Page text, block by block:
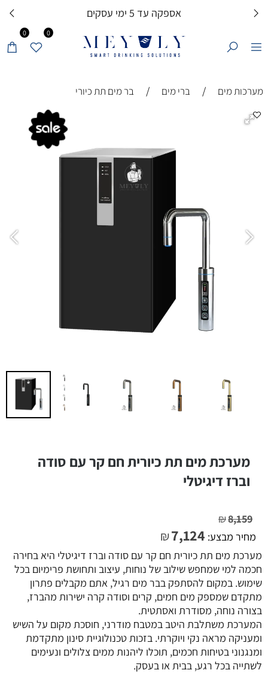
אספקה עד 5 ימי עסקים
0 0
מערכות מים / ברי מים / בר מים תת כיורי
מערכת מים תת כיורית חם קר עם סודה
וברז דיגיטלי
₪8,159
מחיר מבצע:
₪7,124
מערכת מים תת כיורית חם קר עם סודה וברז דיגיטלי היא בחירה
חכמה למי שמחפש שילוב של נוחות, עיצוב ותחושת פרימיום בכל
שימוש. במקום להסתפק בבר מים רגיל, אתם מקבלים פתרון
מתקדם שמספק מים חמים, קרים וסודה קרה ישירות מהברז,
בצורה נוחה, מסודרת ואסתטית.
המערכת משתלבת היטב במטבח מודרני, חוסכת מקום על השיש
ומעניקה מראה נקי ויוקרתי. בזכות טכנולוגיית סינון מתקדמת
ומנגנוני בטיחות חכמים, תוכלו ליהנות ממים צלולים ונעימים
לשתייה בכל רגע, בבית או בעסק.